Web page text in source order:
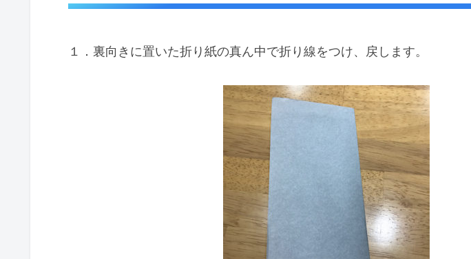
１．裏向きに置いた折り紙の真ん中で折り線をつけ、戻します。